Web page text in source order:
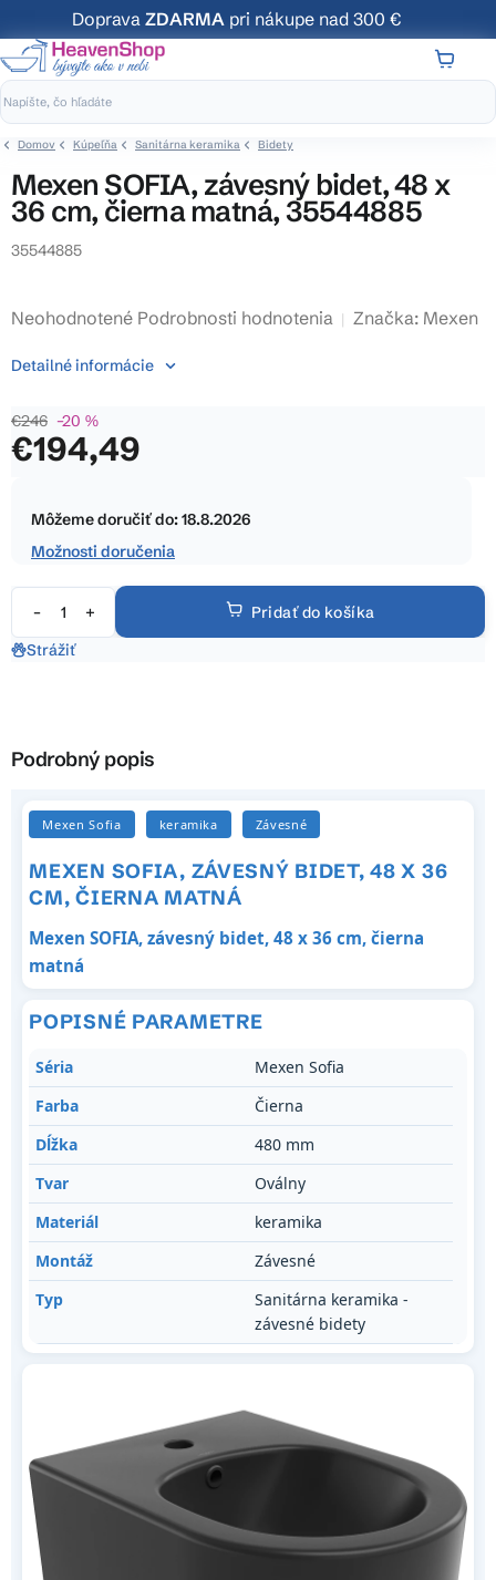
na
obsah
Doprava ZDARMA pri nákupe nad 300 €
Domov Kúpeľňa Sanitárna keramika Bidety
Mexen SOFIA, závesný bidet, 48 x
36 cm, čierna matná, 35544885
35544885
Priemerné
produktu
0,0
z
Neohodnotené Podrobnosti hodnotenia Značka: Mexen
€246 –20 %
€194,49
cena:
Môžeme doručiť do:18.8.2026
Možnosti doručenia
Pridať do košíka
Detailné informácie
Strážiť
Podrobný popis
Mexen Sofia keramika Závesné
MEXEN SOFIA, ZÁVESNÝ BIDET, 48 X 36
CM, ČIERNA MATNÁ
Mexen SOFIA, závesný bidet, 48 x 36 cm, čierna
matná
POPISNÉ PARAMETRE
Séria
Mexen Sofia
Farba
Čierna
Dĺžka
480 mm
Tvar
Oválny
Materiál
keramika
Montáž
Závesné
Typ
Sanitárna keramika -
závesné bidety